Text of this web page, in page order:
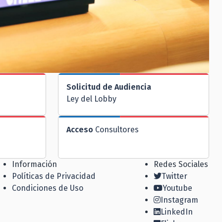
Solicitud de Audiencia
Ley del Lobby
Acceso Consultores
Información
Políticas de Privacidad
Condiciones de Uso
Redes Sociales
Twitter
Youtube
Instagram
LinkedIn